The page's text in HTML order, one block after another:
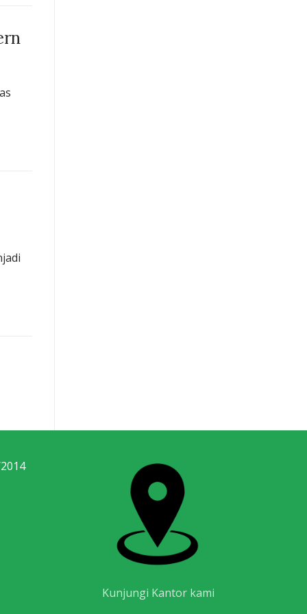
Kunjungi Kantor kami